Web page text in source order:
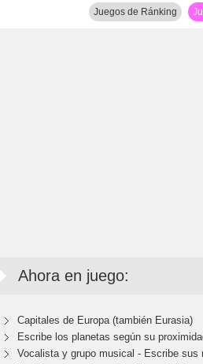
Juegos de Ránking
Ahora en juego:
Capitales de Europa (también Eurasia)
Escribe los planetas según su
Vocalista y grupo musical - Escribe sus